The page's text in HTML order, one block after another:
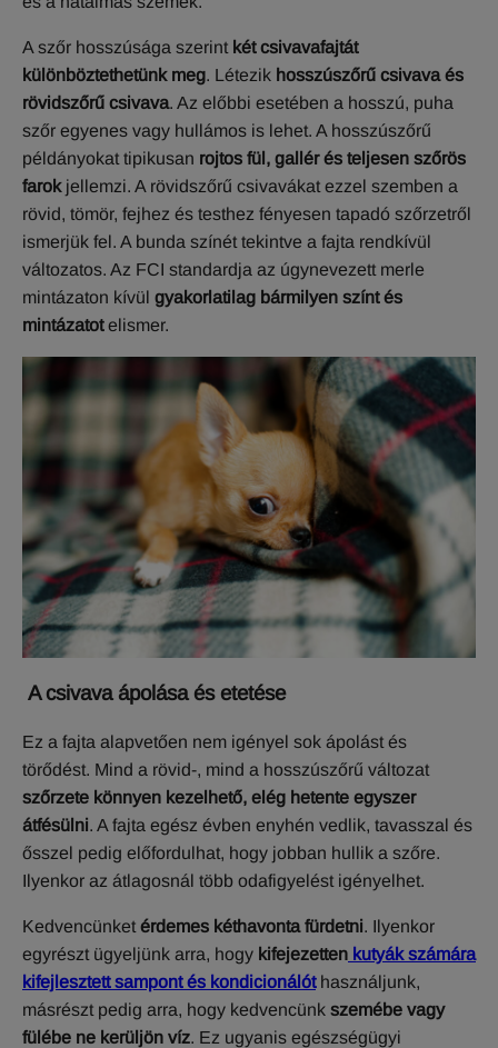
A szőr hosszúsága szerint két csivavafajtát
különböztethetünk meg. Létezik hosszúszőrű csivava és
rövidszőrű csivava. Az előbbi esetében a hosszú, puha
szőr egyenes vagy hullámos is lehet. A hosszúszőrű
példányokat tipikusan rojtos fül, gallér és teljesen szőrös
farokjellemzi. A rövidszőrű csivavákat ezzel szemben a
rövid, tömör, fejhez és testhez fényesen tapadó szőrzetről
ismerjük fel. A bunda színét tekintve a fajta rendkívül
változatos. Az FCI standardja az úgynevezett merle
mintázaton kívül gyakorlatilag bármilyen színt és
mintázatotelismer.
A csivava ápolása és etetése
Ez a fajta alapvetően nem igényel sok ápolást és
törődést. Mind a rövid-, mind a hosszúszőrű változat
szőrzete könnyen kezelhető, elég hetente egyszer
átfésülni. A fajta egész évben enyhén vedlik, tavasszal és
ősszel pedig előfordulhat, hogy jobban hullik a szőre.
Ilyenkor az átlagosnál több odafigyelést igényelhet.
Kedvencünket érdemes kéthavonta fürdetni. Ilyenkor
egyrészt ügyeljünk arra, hogy kifejezetten kutyák számára
kifejlesztett sampont és kondicionálóthasználjunk,
másrészt pedig arra, hogy kedvencünk szemébe vagy
fülébe ne kerüljön víz. Ez ugyanis egészségügyi